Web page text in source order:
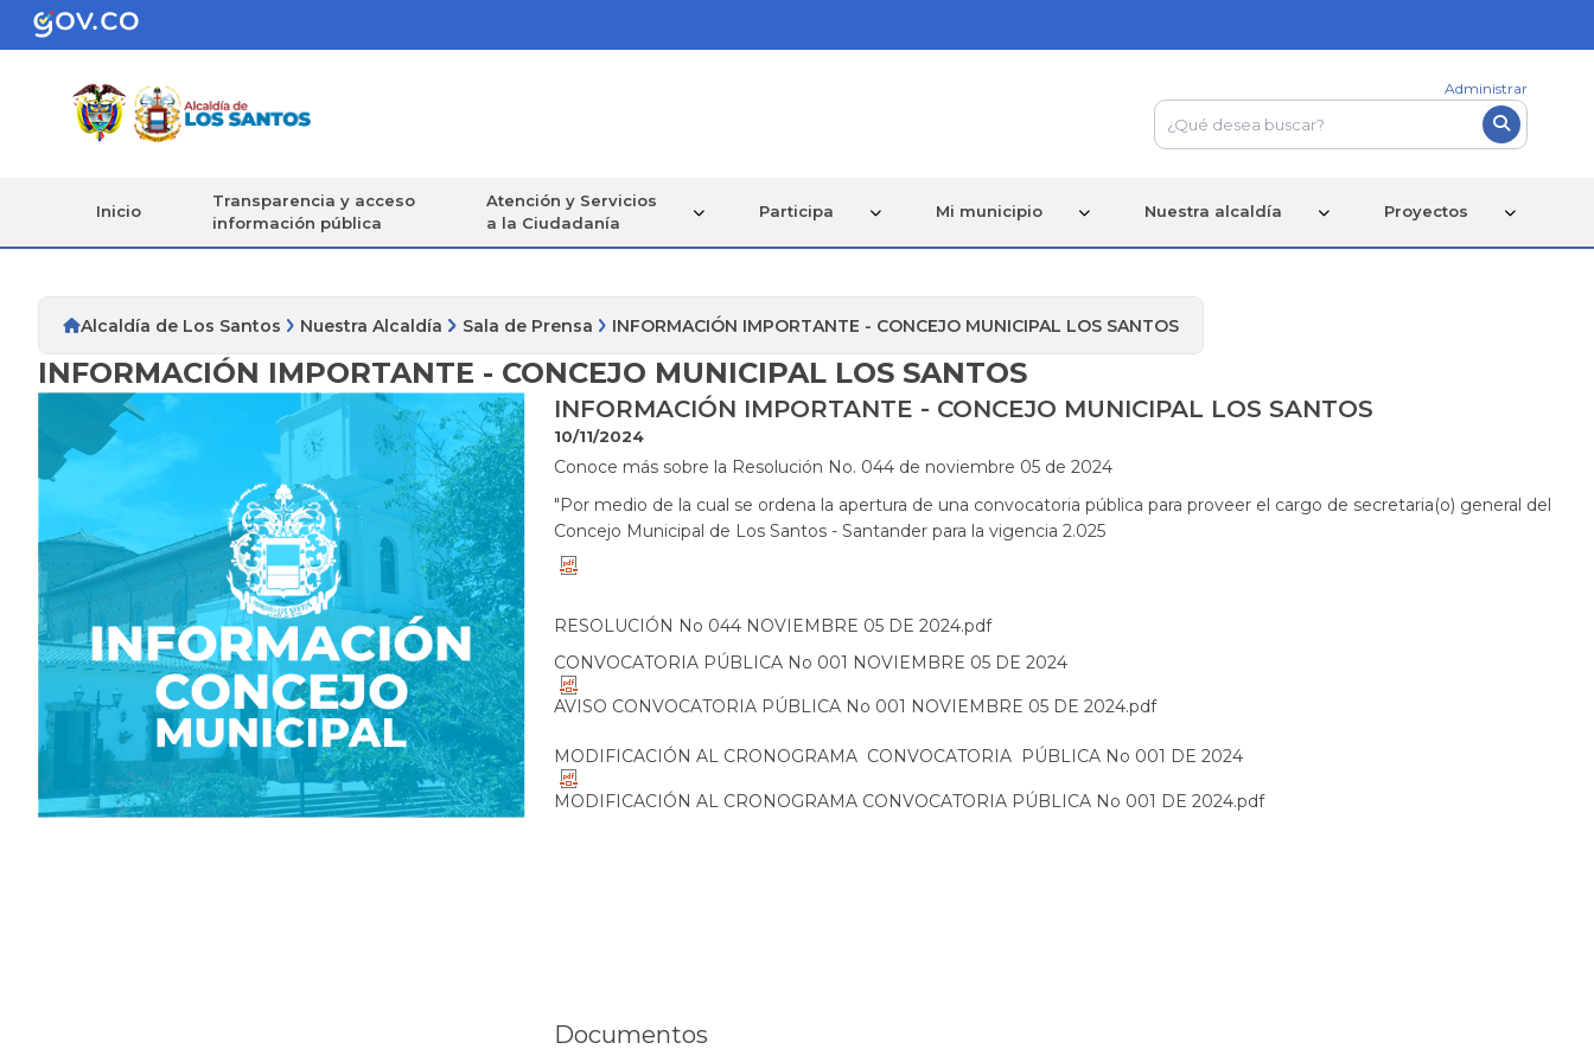
Administrar
Inicio
Transparencia y acceso
información pública
Atención y Servicios
a la Ciudadanía
Participa Mi municipio Nuestra alcaldía Proyectos
Alcaldía de Los Santos Nuestra Alcaldía Sala de Prensa INFORMACIÓN IMPORTANTE - CONCEJO MUNICIPAL LOS SANTOS
INFORMACIÓN IMPORTANTE - CONCEJO MUNICIPAL LOS SANTOS
INFORMACIÓN IMPORTANTE - CONCEJO MUNICIPAL LOS SANTOS
10/11/2024
​Conoce más sobre la Resolución No. 044 de noviembre 05 de 2024
"Por medio de la cual se ordena la apertura de una convocatoria pública para proveer el cargo de secretaria(o) general del
Concejo Municipal de Los Santos - Santander para la vigencia 2.025
RESOLUCIÓN No 044 NOVIEMBRE 05 DE 2024.pdf
CONVOCATORIA PÚBLICA No 001 NOVIEMBRE 05 DE 2024
AVISO CONVOCATORIA PÚBLICA No 001 NOVIEMBRE 05 DE 2024.pdf
MODIFICACIÓN AL CRONOGRAMA CONVOCATORIA PÚBLICA No 001 DE 2024
MODIFICACIÓN AL CRONOGRAMA CONVOCATORIA PÚBLICA No 001 DE 2024.pdf
Documentos